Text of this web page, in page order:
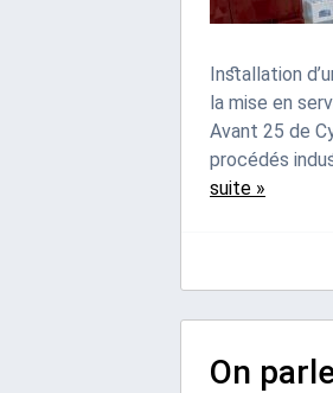
Installation
la mise en
Avant 25 de
procédés
suite »
On